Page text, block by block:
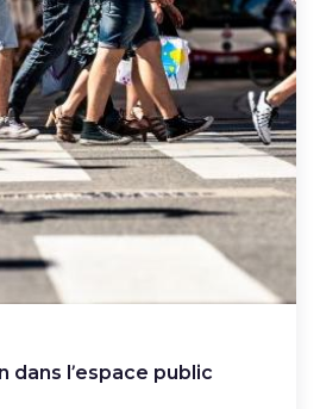
dans l’espace public